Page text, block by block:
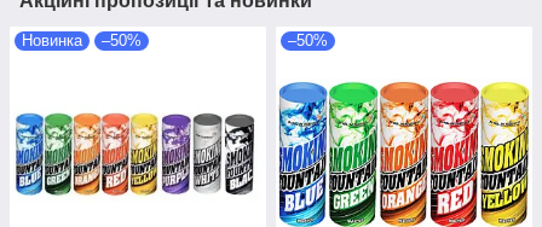
Новинка –50% –50%